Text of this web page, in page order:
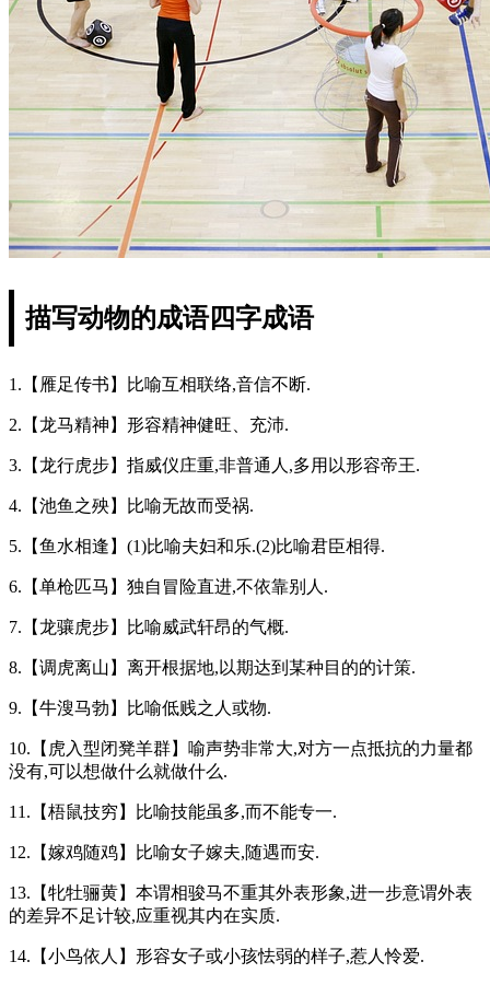
描写动物的成语四字成语
1.【雁足传书】比喻互相联络,音信不断.
2.【龙马精神】形容精神健旺、充沛.
3.【龙行虎步】指威仪庄重,非普通人,多用以形容帝王.
4.【池鱼之殃】比喻无故而受祸.
5.【鱼水相逢】(1)比喻夫妇和乐.(2)比喻君臣相得.
6.【单枪匹马】独自冒险直进,不依靠别人.
7.【龙骧虎步】比喻威武轩昂的气概.
8.【调虎离山】离开根据地,以期达到某种目的的计策.
9.【牛溲马勃】比喻低贱之人或物.
10.【虎入型闭凳羊群】喻声势非常大,对方一点抵抗的力量都
没有,可以想做什么就做什么.
11.【梧鼠技穷】比喻技能虽多,而不能专一.
12.【嫁鸡随鸡】比喻女子嫁夫,随遇而安.
13.【牝牡骊黄】本谓相骏马不重其外表形象,进一步意谓外表
的差异不足计较,应重视其内在实质.
14.【小鸟依人】形容女子或小孩怯弱的样子,惹人怜爱.